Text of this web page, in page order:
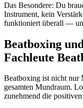
Das Besondere: Du
Instrument, kein
funktioniert überall —
Beatboxing
Fachleute
Beatboxing ist nicht
gesamten Mundraum.
zunehmend die